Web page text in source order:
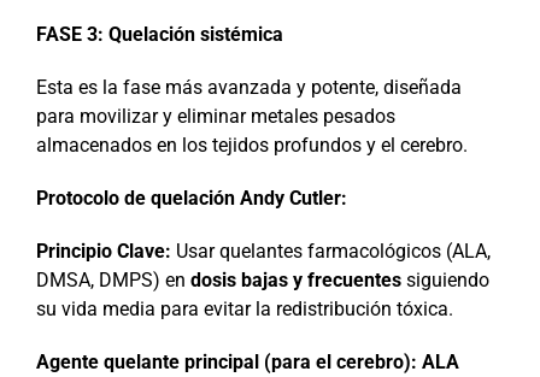
FASE 3: Quelación sistémica
Esta es la fase más avanzada y potente, diseñada
para movilizar y eliminar metales pesados
almacenados en los tejidos profundos y el cerebro.
Protocolo de quelación Andy Cutler:
Principio Clave: Usar quelantes farmacológicos (ALA,
DMSA, DMPS) en dosis bajas y frecuentessiguiendo
su vida media para evitar la redistribución tóxica.
Agente quelante principal (para el cerebro): ALA